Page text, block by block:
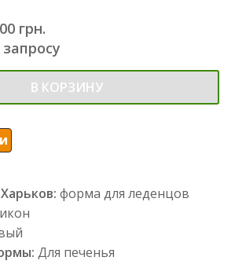
грн.
В КОРЗИНУ
форма для леденцов
Для печенья